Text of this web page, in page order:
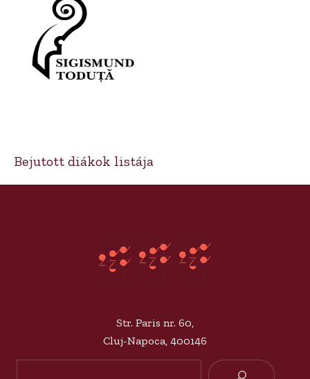
Bejutott diákok listája
Str. Paris nr. 60,
Cluj-Napoca, 400146